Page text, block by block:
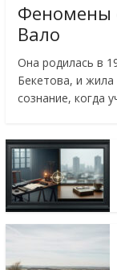
Феномены
Вало
Она родилась в
Бекетова, и
сознание, когда